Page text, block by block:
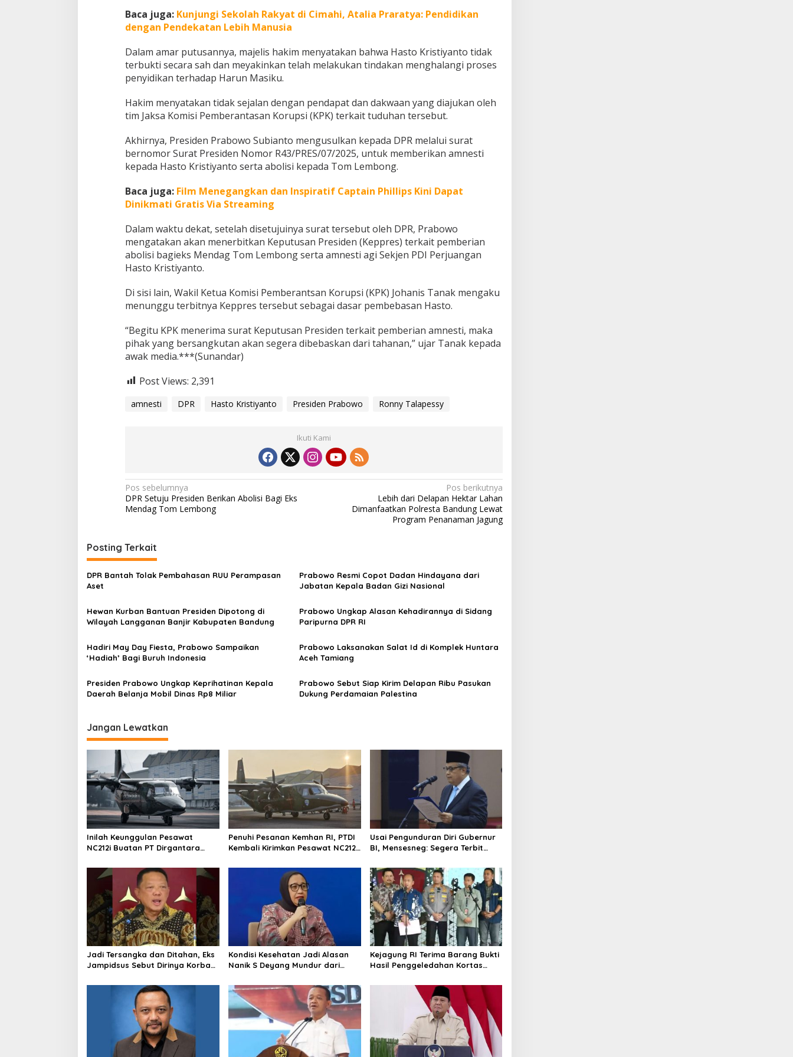
Baca juga: Kunjungi Sekolah Rakyat di Cimahi, Atalia Praratya: Pendidikan
dengan Pendekatan Lebih Manusia
Dalam amar putusannya, majelis hakim menyatakan bahwa Hasto Kristiyanto tidak
terbukti secara sah dan meyakinkan telah melakukan tindakan menghalangi proses
penyidikan terhadap Harun Masiku.
Hakim menyatakan tidak sejalan dengan pendapat dan dakwaan yang diajukan oleh
tim Jaksa Komisi Pemberantasan Korupsi (KPK) terkait tuduhan tersebut.
Akhirnya, Presiden Prabowo Subianto mengusulkan kepada DPR melalui surat
bernomor Surat Presiden Nomor R43/PRES/07/2025, untuk memberikan amnesti
kepada Hasto Kristiyanto serta abolisi kepada Tom Lembong.
Baca juga: Film Menegangkan dan Inspiratif Captain Phillips Kini Dapat
Dinikmati Gratis Via Streaming
Dalam waktu dekat, setelah disetujuinya surat tersebut oleh DPR, Prabowo
mengatakan akan menerbitkan Keputusan Presiden (Keppres) terkait pemberian
abolisi bagieks Mendag Tom Lembong serta amnesti agi Sekjen PDI Perjuangan
Hasto Kristiyanto.
Di sisi lain, Wakil Ketua Komisi Pemberantsan Korupsi (KPK) Johanis Tanak mengaku
menunggu terbitnya Keppres tersebut sebagai dasar pembebasan Hasto.
“Begitu KPK menerima surat Keputusan Presiden terkait pemberian amnesti, maka
pihak yang bersangkutan akan segera dibebaskan dari tahanan,” ujar Tanak kepada
awak media.***(Sunandar)
Post Views: 2,391
amnesti DPR Hasto Kristiyanto Presiden Prabowo Ronny Talapessy
Ikuti Kami
N
a
i
g
a
i
p
s
Pos sebelumnya
DPR Setuju Presiden Berikan Abolisi Bagi Eks
Mendag Tom Lembong
Pos berikutnya
Lebih dari Delapan Hektar Lahan
Dimanfaatkan Polresta Bandung Lewat
Program Penanaman Jagung
Posting Terkait
DPR Bantah Tolak Pembahasan RUU Perampasan
Aset
Prabowo Resmi Copot Dadan Hindayana dari
Jabatan Kepala Badan Gizi Nasional
Hewan Kurban Bantuan Presiden Dipotong di
Wilayah Langganan Banjir Kabupaten Bandung
Prabowo Ungkap Alasan Kehadirannya di Sidang
Paripurna DPR RI
Hadiri May Day Fiesta, Prabowo Sampaikan
‘Hadiah’ Bagi Buruh Indonesia
Prabowo Laksanakan Salat Id di Komplek Huntara
Aceh Tamiang
Presiden Prabowo Ungkap Keprihatinan Kepala
Daerah Belanja Mobil Dinas Rp8 Miliar
Prabowo Sebut Siap Kirim Delapan Ribu Pasukan
Dukung Perdamaian Palestina
Jangan Lewatkan
Inilah Keunggulan Pesawat
NC212i Buatan PT Dirgantara
Operasi TNI
Penuhi Pesanan Kemhan RI, PTDI
Kembali Kirimkan Pesawat NC212i
Usai Pengunduran Diri Gubernur
BI, Mensesneg: Segera Terbit
Hormat
Jadi Tersangka dan Ditahan, Eks
Jampidsus Sebut Dirinya Korban
Kondisi Kesehatan Jadi Alasan
Nanik S Deyang Mundur dari
Sudaryono
Kejagung RI Terima Barang Bukti
Hasil Penggeledahan Kortas